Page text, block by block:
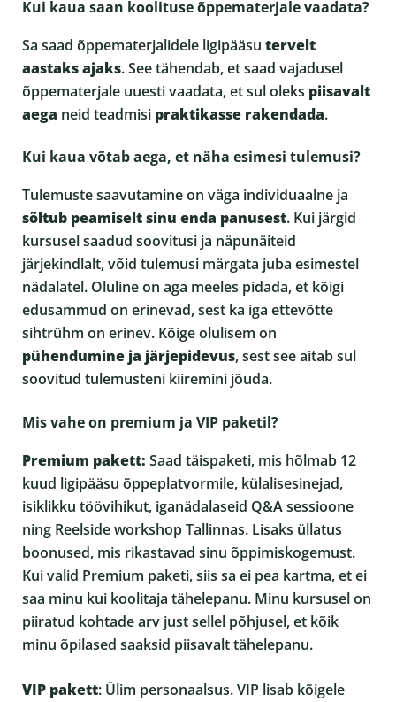
Kui kaua saan koolituse õppematerjale vaadata?
Sa saad õppematerjalidele ligipääsu tervelt
aastaks ajaks. See tähendab, et saad vajadusel
õppematerjale uuesti vaadata, et sul oleks piisavalt
aega neid teadmisi praktikasse rakendada.
Kui kaua võtab aega, et näha esimesi tulemusi?
Tulemuste saavutamine on väga individuaalne ja
sõltub peamiselt sinu enda panusest. Kui järgid
kursusel saadud soovitusi ja näpunäiteid
järjekindlalt, võid tulemusi märgata juba esimestel
nädalatel. Oluline on aga meeles pidada, et kõigi
edusammud on erinevad, sest ka iga ettevõtte
sihtrühm on erinev. Kõige olulisem on
pühendumine ja järjepidevus, sest see aitab sul
soovitud tulemusteni kiiremini jõuda.
Mis vahe on premium ja VIP paketil?
Premium pakett: Saad täispaketi, mis hõlmab 12
kuud ligipääsu õppeplatvormile, külalisesinejad,
isiklikku töövihikut, iganädalaseid Q&A sessioone
ning Reelside workshop Tallinnas. Lisaks üllatus
boonused, mis rikastavad sinu õppimiskogemust.
Kui valid Premium paketi, siis sa ei pea kartma, et ei
saa minu kui koolitaja tähelepanu. Minu kursusel on
piiratud kohtade arv just sellel põhjusel, et kõik
minu õpilased saaksid piisavalt tähelepanu.
VIP pakett: Ülim personaalsus. VIP lisab kõigele